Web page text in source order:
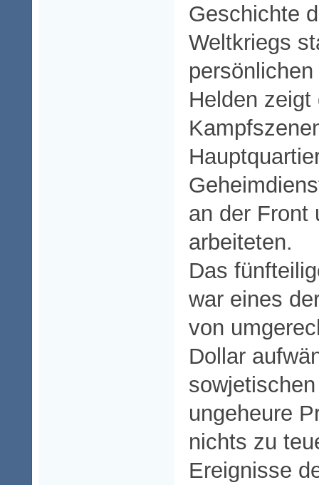
Geschichte
Weltkriegs
Helden zeigt
an der Front
arbeiteten.
Das
war eines
von
Dollar
ungeheure
nichts zu
Ereignisse